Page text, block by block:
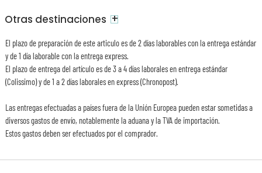
Otras destinaciones +
El plazo de preparación de este articulo es de 2 días laborables con la entrega estándar
y de 1 día laborable con la entrega express.
El plazo de entrega del artículo es de 3 a 4 días laborales en entrega estándar
(Colissimo) y de 1 a 2 días laborales en express (Chronopost).
Las entregas efectuadas a países fuera de la Unión Europea pueden estar sometidas a
diversos gastos de envío, notablemente la aduana y la TVA de importación.
Estos gastos deben ser efectuados por el comprador.